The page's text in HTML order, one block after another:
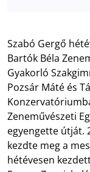
Szabó Gergő
Bartók Béla
Gyakorló
Pozsár Máté és
Zeneművészeti
egyengette útját.
kezdte meg a
hétévesen